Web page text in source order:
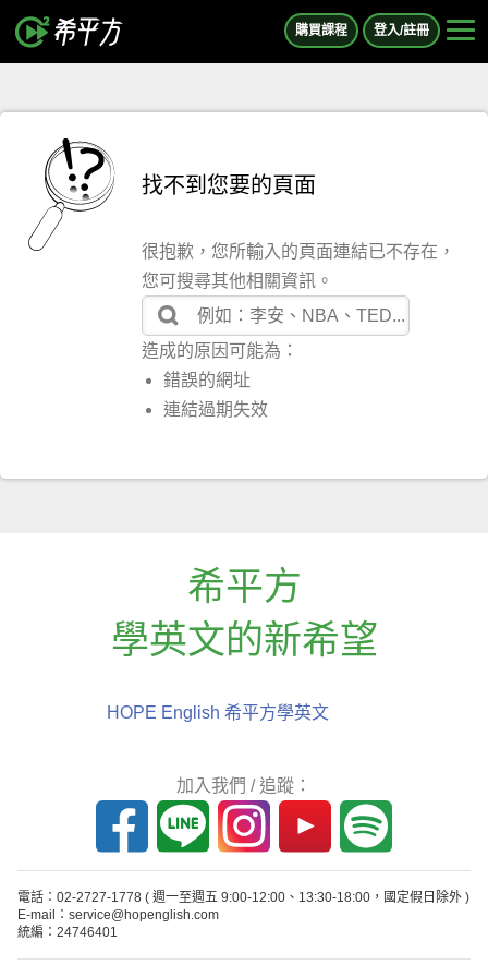
購買課程 登入/註冊
找不到您要的頁面
很抱歉，您所輸入的頁面連結已不存在，
您可搜尋其他相關資訊。
造成的原因可能為：
錯誤的網址
連結過期失效
希平方
學英文的新希望
HOPE English 希平方學英文
加入我們 / 追蹤：
電話：02-2727-1778 ( 週一至週五 9:00-12:00、13:30-18:00，國定假日除外 )
E-mail：service@hopenglish.com
統編：24746401